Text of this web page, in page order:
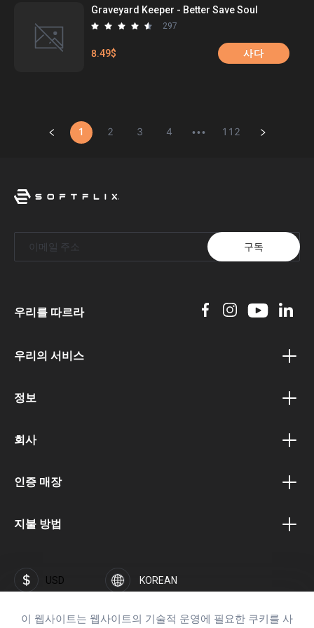
Graveyard Keeper - Better Save Soul
297
8.49$ 사다
1 2 3 4 ••• 112
구독
우리를 따르라
우리의 서비스
보너스 프로그램
제휴 프로그램
비즈니스 고객 포털
자주 묻는 질문(FAQ)
정보
이용 약관
배송 및 지불 조건
날인
회사
경력 및 직업
브랜드 SOFTFLIX®
투자자
인증 매장
지불 방법
USD KOREAN
이 웹사이트는 웹사이트의 기술적 운영에 필요한 쿠키를 사